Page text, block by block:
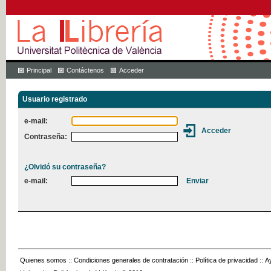
Principal Contáctenos Acceder
Usuario registrado
e-mail:
Contraseña:
¿Olvidó su contraseña?
e-mail:
Quienes somos :: Condiciones generales de contratación :: Política de privacidad ::